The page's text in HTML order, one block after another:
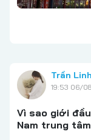
Trần Linh
19:53 06/08
Vì sao giới
Nam trung